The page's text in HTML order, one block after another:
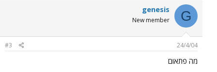
G
genesis
New member
24/4/04
#3
מה פתאום